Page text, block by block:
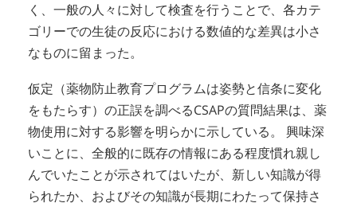
く、一般の人々に対して検査を行うことで、各カテ
ゴリーでの生徒の反応における数値的な差異は小さ
なものに留まった。
仮定（薬物防止教育プログラムは姿勢と信条に変化
をもたらす）の正誤を調べるCSAPの質問結果は、薬
物使用に対する影響を明らかに示している。 興味深
いことに、全般的に既存の情報にある程度慣れ親し
んでいたことが示されてはいたが、新しい知識が得
られたか、およびその知識が長期にわたって保持さ